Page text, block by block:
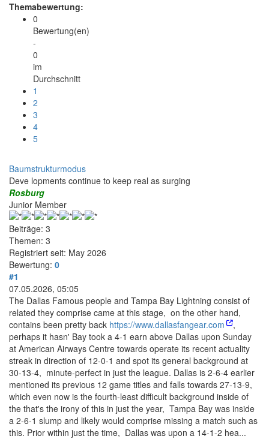
Themabewertung:
0
Bewertung(en)
-
0
im
Durchschnitt
1
2
3
4
5
Baumstrukturmodus
Deve lopments continue to keep real as surging
Rosburg
Junior Member
Beiträge: 3
Themen: 3
Registriert seit: May 2026
Bewertung: 0
#1
07.05.2026, 05:05
The Dallas Famous people and Tampa Bay Lightning consist of
related they comprise came at this stage, on the other hand,
contains been pretty back https://www.dallasfangear.com
,
perhaps it hasn' Bay took a 4-1 earn above Dallas upon Sunday
at American Airways Centre towards operate its recent actuality
streak in direction of 12-0-1 and spot its general background at
30-13-4, minute-perfect in just the league. Dallas is 2-6-4 earlier
mentioned its previous 12 game titles and falls towards 27-13-9,
which even now is the fourth-least difficult background inside of
the that's the irony of this in just the year, Tampa Bay was inside
a 2-6-1 slump and likely would comprise missing a match such as
this. Prior within just the time, Dallas was upon a 14-1-2 hea...